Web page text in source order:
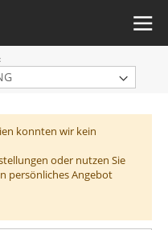
konnten wir kein
oder nutzen Sie
persönliches Angebot